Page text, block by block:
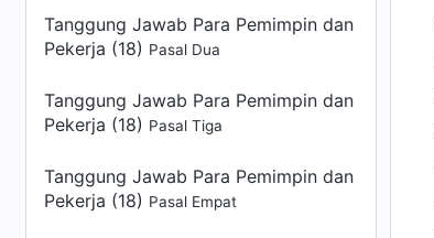
Tanggung Jawab Para Pemimpin dan
Pekerja (18) Pasal Dua
Tanggung Jawab Para Pemimpin dan
Pekerja (18) Pasal Tiga
Tanggung Jawab Para Pemimpin dan
Pekerja (18) Pasal Empat